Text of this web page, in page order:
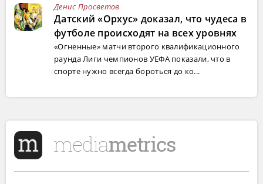
Денис Просветов
Датский «Орхус» доказал, что чудеса в
футболе происходят на всех уровнях
«Огненные» матчи второго квалификационного
раунда Лиги чемпионов УЕФА показали, что в
спорте нужно всегда бороться до ко...